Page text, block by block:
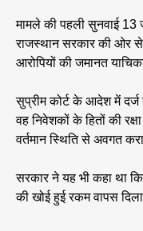
मामले की पहली सुनवाई
राजस्थान सरकार की ओर से
आरोपियों की जमानत
सुप्रीम कोर्ट के आदेश में
वह निवेशकों के हितों की
वर्तमान स्थिति से अवगत
सरकार ने यह भी कहा था
की खोई हुई रकम वापस